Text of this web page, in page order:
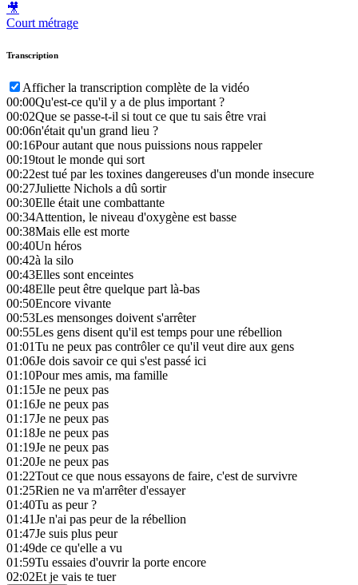
🎥
Court métrage
Transcription
Afficher la transcription complète de la vidéo
00:00Qu'est-ce qu'il y a de plus important ?
00:02Que se passe-t-il si tout ce que tu sais être vrai
00:06n'était qu'un grand lieu ?
00:16Pour autant que nous puissions nous rappeler
00:19tout le monde qui sort
00:22est tué par les toxines dangereuses d'un monde insecure
00:27Juliette Nichols a dû sortir
00:30Elle était une combattante
00:34Attention, le niveau d'oxygène est basse
00:38Mais elle est morte
00:40Un héros
00:42à la silo
00:43Elles sont enceintes
00:48Elle peut être quelque part là-bas
00:50Encore vivante
00:53Les mensonges doivent s'arrêter
00:55Les gens disent qu'il est temps pour une rébellion
01:01Tu ne peux pas contrôler ce qu'il veut dire aux gens
01:06Je dois savoir ce qui s'est passé ici
01:10Pour mes amis, ma famille
01:15Je ne peux pas
01:16Je ne peux pas
01:17Je ne peux pas
01:18Je ne peux pas
01:19Je ne peux pas
01:20Je ne peux pas
01:22Tout ce que nous essayons de faire, c'est de survivre
01:25Rien ne va m'arrêter d'essayer
01:40Tu as peur ?
01:41Je n'ai pas peur de la rébellion
01:47Je suis plus peur
01:49de ce qu'elle a vu
01:59Tu essaies d'ouvrir la porte encore
02:02Et je vais te tuer